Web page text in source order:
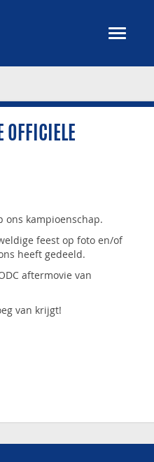
OFFICIELE
ons kampioenschap.
feest op foto en/of
heeft gedeeld.
aftermovie van
van krijgt!